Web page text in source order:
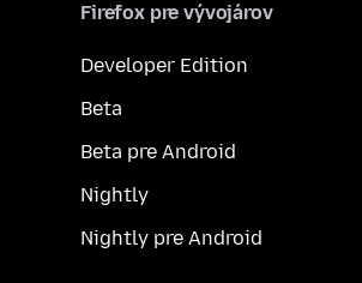
Firefox pre vývojárov
Developer Edition
Beta
Beta pre Android
Nightly
Nightly pre Android